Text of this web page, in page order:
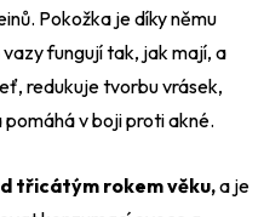
Pokožka je díky němu
fungují tak, jak mají, a
redukuje tvorbu vrásek,
pomáhá v boji proti akné.
třicátým rokem věku,a je